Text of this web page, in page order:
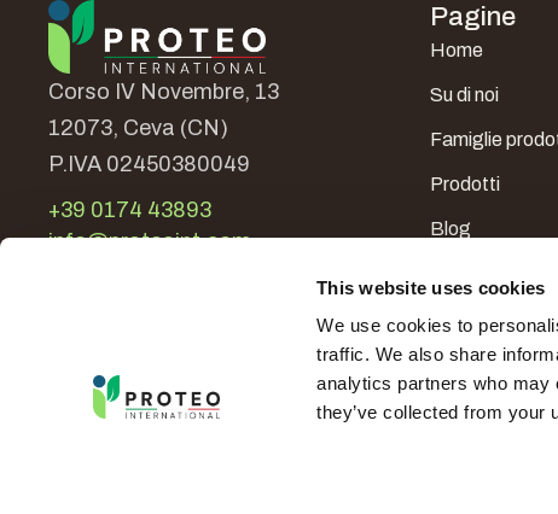
This website uses cookies
We use cookies to
traffic. We also share
analytics partners who may
they’ve collected from your
Corso IV Novembre, 13
12073, Ceva (CN)
P.IVA 02450380049
+39 0174 43893
info@proteoint.com
Pagine
Home
Su di noi
Famiglie
Prodotti
Blog
Contatti